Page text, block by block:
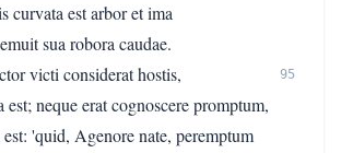
curvata est arbor et ima
sua robora caudae.
victi considerat hostis,
95
est; neque erat cognoscere promptum,
'quid, Agenore nate, peremptum